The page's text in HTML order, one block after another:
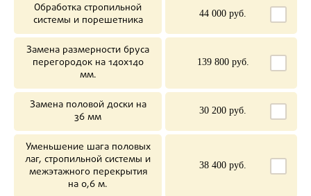
Обработка стропильной
системы и порешетника
44 000 руб.
Замена размерности бруса
перегородок на 140х140
мм.
139 800 руб.
Замена половой доски на
36 мм
30 200 руб.
Уменьшение шага половых
лаг, стропильной системы и
межэтажного перекрытия
на 0,6 м.
38 400 руб.